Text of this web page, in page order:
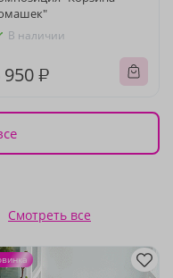
В наличии
950 ₽
Смотреть все